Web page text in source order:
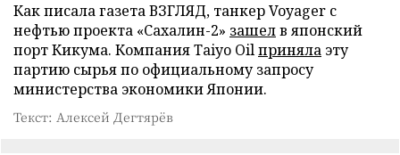
Как писала газета ВЗГЛЯД, танкер Voyager с
нефтью проекта «Сахалин-2» зашелв японский
порт Кикума. Компания Taiyo Oilприняла эту
партию сырья по официальному запросу
министерства экономики Японии.
Текст: Алексей Дегтярёв